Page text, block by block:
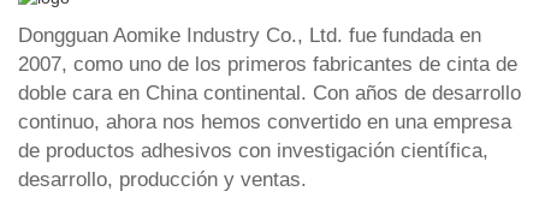
Dongguan Aomike Industry Co., Ltd. fue fundada en
2007, como uno de los primeros fabricantes de cinta de
doble cara en China continental. Con años de desarrollo
continuo, ahora nos hemos convertido en una empresa
de productos adhesivos con investigación científica,
desarrollo, producción y ventas.